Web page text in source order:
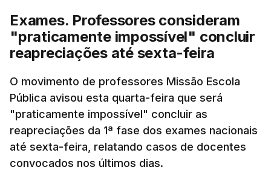
Exames. Professores consideram
"praticamente impossível" concluir
reapreciações até sexta-feira
O movimento de professores Missão Escola
Pública avisou esta quarta-feira que será
"praticamente impossível" concluir as
reapreciações da 1ª fase dos exames nacionais
até sexta-feira, relatando casos de docentes
convocados nos últimos dias.